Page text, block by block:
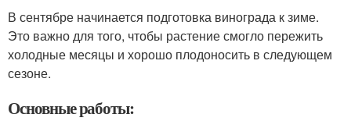
В сентябре начинается подготовка винограда к зиме.
Это важно для того, чтобы растение смогло пережить
холодные месяцы и хорошо плодоносить в следующем
сезоне.
Основные работы: